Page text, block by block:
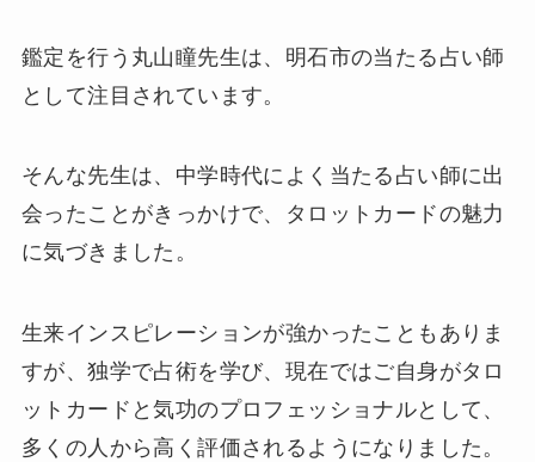
鑑定を行う丸山瞳先生は、明石市の当たる占い師
として注目されています。
そんな先生は、中学時代によく当たる占い師に出
会ったことがきっかけで、タロットカードの魅力
に気づきました。
生来インスピレーションが強かったこともありま
すが、独学で占術を学び、現在ではご自身がタロ
ットカードと気功のプロフェッショナルとして、
多くの人から高く評価されるようになりました。